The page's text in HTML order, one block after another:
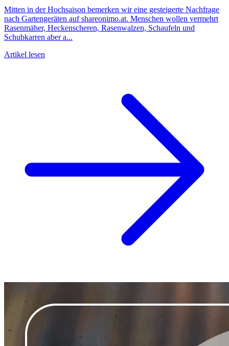
Mitten in der Hochsaison bemerken wir eine gesteigerte Nachfrage
nach Gartengeräten auf shareonimo.at. Menschen wollen vermehrt
Rasenmäher, Heckenscheren, Rasenwalzen, Schaufeln und
Schubkarren aber a...
Artikel lesen